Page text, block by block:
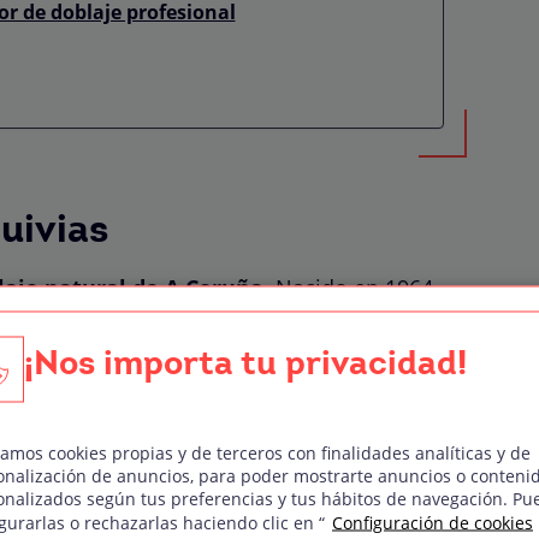
de doblaje profesional
natural de A Coruña.Nacido en 1964,
por completo al mundo del doblaje.
de actores de doblaje, formándose para la
clases de Canto en el Conservatorio de
Ortofonía y Dicción.
¡Nos importa tu privacidad!
cookies propias y de terceros con finalidades analíticas y de
de anuncios, para poder mostrarte anuncios o
según tus preferencias y tus hábitos de navegación.
o rechazarlas haciendo clic en “ Configuración de cookies